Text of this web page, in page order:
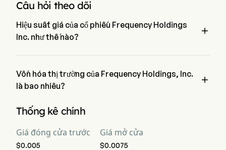
Câu hỏi theo dõi
Hiệu suất giá của cổ phiếu Frequency Holdings
Inc. như thế nào?

Vốn hóa thị trường của Frequency Holdings, Inc.
là bao nhiêu?

$NaN
Thống kê chính
Giá đóng cửa trước
$0.005
Giá mở cửa
$0.0075